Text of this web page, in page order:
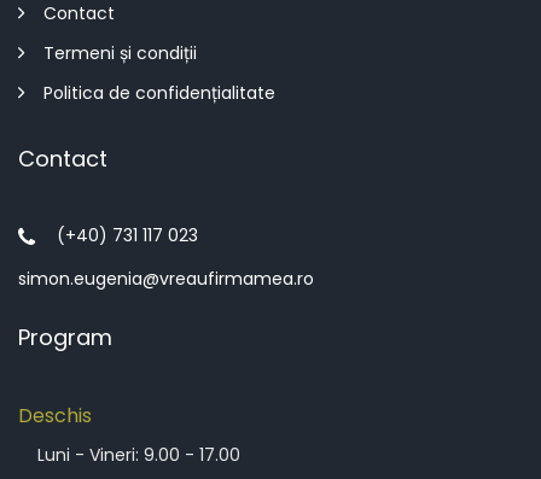
Contact
Termeni și condiții
Politica de confidențialitate
Contact
(+40) 731 117 023
simon.eugenia@vreaufirmamea.ro
Program
Deschis
Luni - Vineri: 9.00 - 17.00